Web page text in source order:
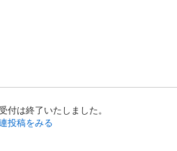
付は終了いたしました。
投稿をみる